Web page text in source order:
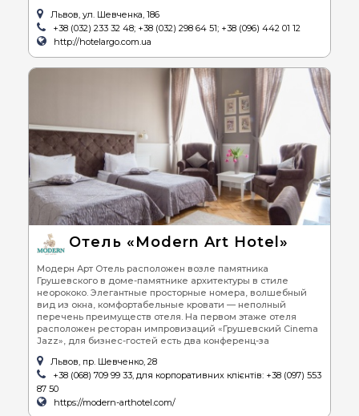
Львов, ул. Шевченка, 186
+38 (032) 233 32 48; +38 (032) 298 64 51; +38 (096) 442 01 12
http://hotelargo.com.ua
Отель «Modern Art Hotel»
Модерн Арт Отель расположен возле памятника
Грушевского в доме-памятнике архитектуры в стиле
неорококо. Элегантные просторные номера, волшебный
вид из окна, комфортабельные кровати — неполный
перечень преимуществ отеля. На первом этаже отеля
расположен ресторан импровизаций «Грушевский Cinema
Jazz», для бизнес-гостей есть два конференц-за
Львов, пр. Шевченко, 28
+38 (068) 709 99 33, для корпоративних клієнтів: +38 (097) 553
87 50
https://modern-arthotel.com/